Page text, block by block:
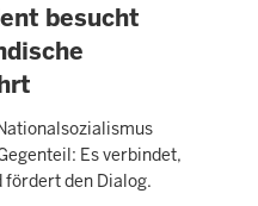
besucht
Es verbindet,
den Dialog.